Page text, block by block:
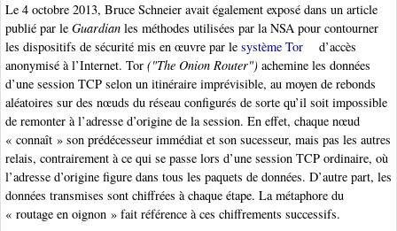
Le 4 octobre 2013, Bruce Schneier avait également exposé dans un article
publié par le Guardian les méthodes utilisées par la NSA pour contourner
les dispositifs de sécurité mis en œuvre par le système Tor
d’accès
anonymisé à l’Internet. Tor ("The Onion Router") achemine les données
d’une session TCP selon un itinéraire imprévisible, au moyen de rebonds
aléatoires sur des nœuds du réseau configurés de sorte qu’il soit impossible
de remonter à l’adresse d’origine de la session. En effet, chaque nœud
« connaît » son prédécesseur immédiat et son sucesseur, mais pas les autres
relais, contrairement à ce qui se passe lors d’une session TCP ordinaire, où
l’adresse d’origine figure dans tous les paquets de données. D’autre part, les
données transmises sont chiffrées à chaque étape. La métaphore du
« routage en oignon » fait référence à ces chiffrements successifs.